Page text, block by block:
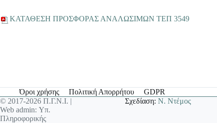
ΚΑΤΑΘΕΣΗ ΠΡΟΣΦΟΡΑΣ ΑΝΑΛΩΣΙΜΩΝ ΤΕΠ 3549
Όροι χρήσης Πολιτική Απορρήτου
GDPR
© 2017-2026 Π.Γ.Ν.Ι. |
Web admin: Υπ.
Πληροφορικής
Σχεδίαση:Ν. Ντέμος